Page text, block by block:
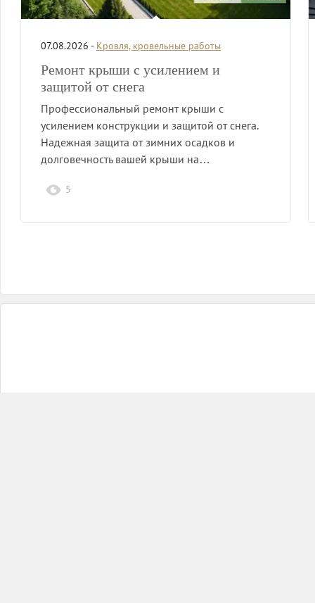
07.08.2026 - Кровля, кровельные работы
Ремонт крыши с усилением и
защитой от снега
Профессиональный ремонт крыши с
усилением конструкции и защитой от снега.
Надежная защита от зимних осадков и
долговечность вашей крыши на…
5